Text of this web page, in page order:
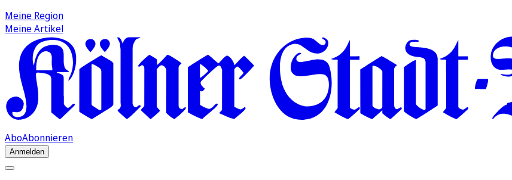
Meine Region
Meine Artikel
AboAbonnieren
Anmelden